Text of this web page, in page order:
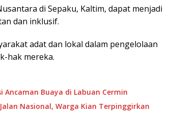
di Sepaku, Kaltim, dapat menjadi
dan inklusif.
adat dan lokal dalam pengelolaan
hak mereka.
Ancaman Buaya di Labuan Cermin
Nasional, Warga Kian Terpinggirkan